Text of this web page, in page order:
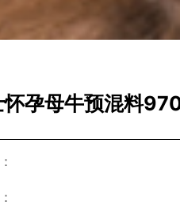
怀孕母牛预混料